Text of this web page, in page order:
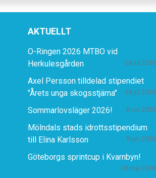
AKTUELLT
O-Ringen 2026 MTBO vid
Herkulesgården
28 jul 2026
Axel Persson tilldelad stipendiet
"Årets unga skogsstjärna"
28 jul 2026
Sommarlovsläger 2026! 8 jun 2026
Mölndals stads idrottsstipendium
till Elina Karlsson
8 jun 2026
Göteborgs sprintcup i Kvarnbyn!
28 maj 2026